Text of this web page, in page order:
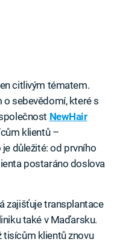
citlivým tématem.
o sebevědomí, které s
NewHair
klientů –
důležité: od prvního
postaráno doslova
zajišťuje transplantace
také v Maďarsku.
tisícům klientů znovu